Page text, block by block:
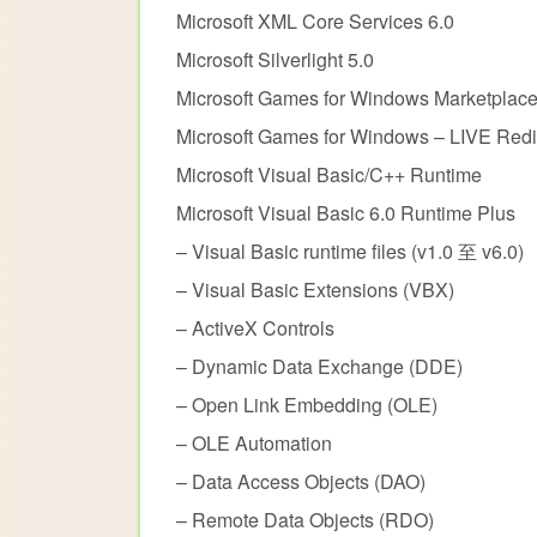
Microsoft XML Core Services 6.0
Microsoft Silverlight 5.0
Microsoft Games for Windows Marketplace
Microsoft Games for Windows – LIVE
Microsoft Visual Basic/C++ Runtime
Microsoft Visual Basic 6.0 Runtime Plus
– Visual Basic runtime files (v1.0 至 v6.0)
– Visual Basic Extensions (VBX)
– ActiveX Controls
– Dynamic Data Exchange (DDE)
– Open Link Embedding (OLE)
– OLE Automation
– Data Access Objects (DAO)
– Remote Data Objects (RDO)